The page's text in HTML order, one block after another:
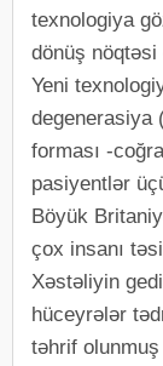
texnologiya
dönüş nöqtəsi
Yeni
degenerasiya
forması -
pasiyentlər
Böyük
çox insanı
Xəstəliyin
hüceyrələr
təhrif